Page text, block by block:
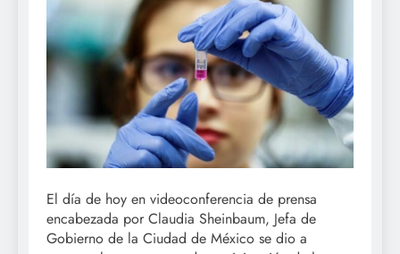
El día de hoy en videoconferencia de prensa
encabezada por Claudia Sheinbaum, Jefa de
Gobierno de la Ciudad de México se dio a